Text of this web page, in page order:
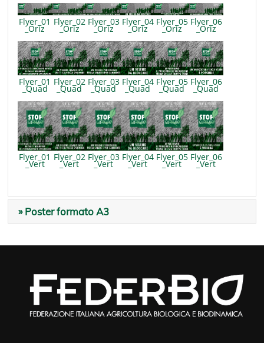
Flyer_01
_Oriz
Flyer_02
_Oriz
Flyer_03
_Oriz
Flyer_04
_Oriz
Flyer_05
_Oriz
Flyer_06
_Oriz
Flyer_01
_Quad
Flyer_02
_Quad
Flyer_03
_Quad
Flyer_04
_Quad
Flyer_05
_Quad
Flyer_06
_Quad
Flyer_01
_Vert
Flyer_02
_Vert
Flyer_03
_Vert
Flyer_04
_Vert
Flyer_05
_Vert
Flyer_06
_Vert
» Poster formato A3